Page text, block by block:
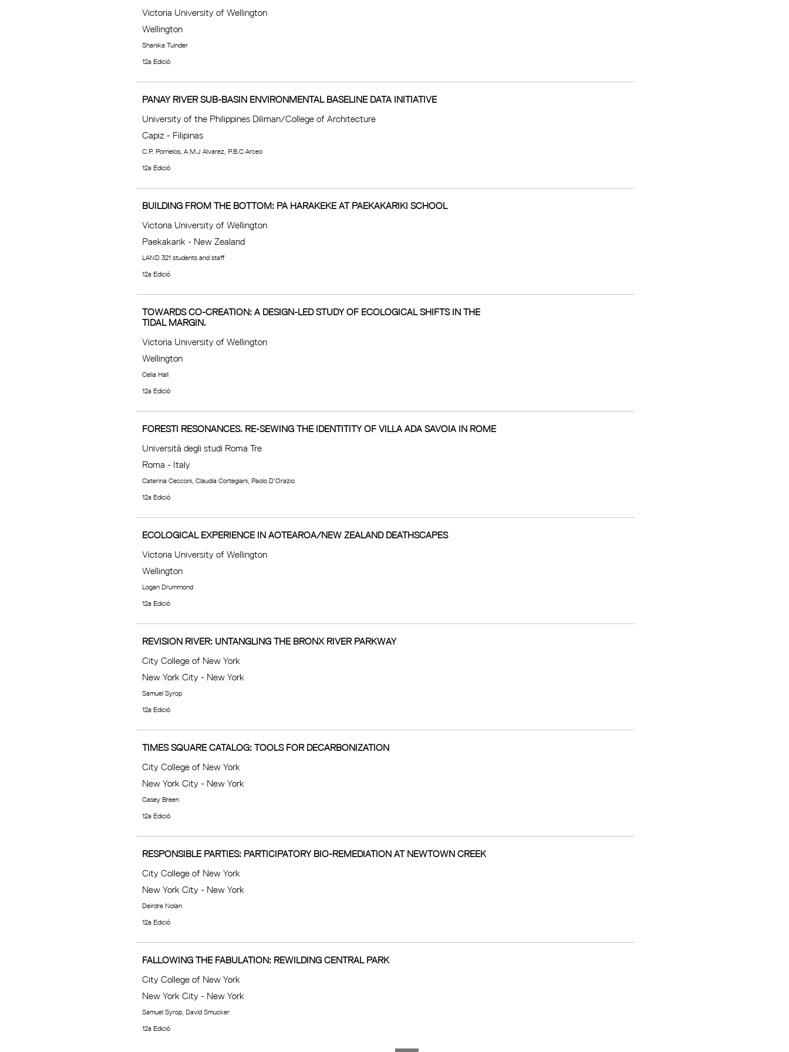
Victoria University of Wellington
Wellington
Shanika Tuinder
12a Edició
PANAY RIVER SUB-BASIN ENVIRONMENTAL BASELINE DATA INITIATIVE
University of the Philippines Diliman/College of Architecture
Capiz - Filipinas
C.P. Pornelos, A.M.J Alvarez, P.B.C Arceo
12a Edició
BUILDING FROM THE BOTTOM: PA HARAKEKE AT PAEKAKARIKI SCHOOL
Victoria University of Wellington
Paekakarik - New Zealand
LAND 321 students and staff
12a Edició
TOWARDS CO-CREATION: A DESIGN-LED STUDY OF ECOLOGICAL SHIFTS IN THE
TIDAL MARGIN.
Victoria University of Wellington
Wellington
Celia Hall
12a Edició
FORESTI RESONANCES. RE-SEWING THE IDENTITITY OF VILLA ADA SAVOIA IN ROME
Università degli studi Roma Tre
Roma - Italy
Caterina Cecconi, Claudia Cortegiani, Paolo D’Orazio
12a Edició
ECOLOGICAL EXPERIENCE IN AOTEAROA/NEW ZEALAND DEATHSCAPES
Victoria University of Wellington
Wellington
Logan Drummond
12a Edició
REVISION RIVER: UNTANGLING THE BRONX RIVER PARKWAY
City College of New York
New York City - New York
Samuel Syrop
12a Edició
TIMES SQUARE CATALOG: TOOLS FOR DECARBONIZATION
City College of New York
New York City - New York
Casey Breen
12a Edició
RESPONSIBLE PARTIES: PARTICIPATORY BIO-REMEDIATION AT NEWTOWN CREEK
City College of New York
New York City - New York
Deirdre Nolan
12a Edició
FALLOWING THE FABULATION: REWILDING CENTRAL PARK
City College of New York
New York City - New York
Samuel Syrop, David Smucker
12a Edició